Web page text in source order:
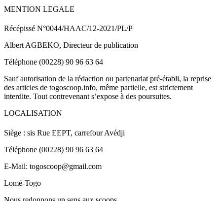
MENTION LEGALE
Récépissé N°0044/HAAC/12-2021/PL/P
Albert AGBEKO, Directeur de publication
Téléphone (00228) 90 96 63 64
Sauf autorisation de la rédaction ou partenariat pré-établi, la reprise
des articles de togoscoop.info, même partielle, est strictement
interdite. Tout contrevenant s’expose à des poursuites.
LOCALISATION
Siège : sis Rue EEPT, carrefour Avédji
Téléphone (00228) 90 96 63 64
E-Mail: togoscoop@gmail.com
Lomé-Togo